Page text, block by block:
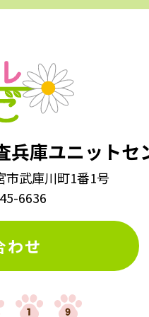
兵庫ユニットセ
市武庫川町1番1号
45-6636
わせ